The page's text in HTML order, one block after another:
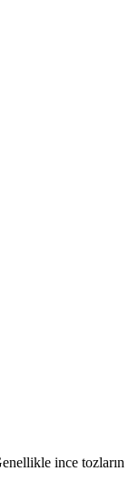
ince tozların